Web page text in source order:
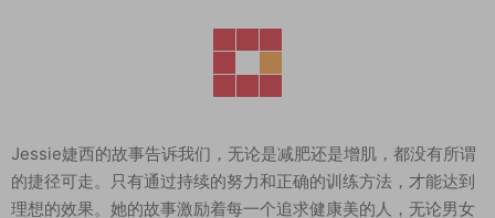
Jessie婕西的故事告诉我们，无论是减肥还是增肌，都没有所谓
的捷径可走。只有通过持续的努力和正确的训练方法，才能达到
理想的效果。她的故事激励着每一个追求健康美的人，无论男女